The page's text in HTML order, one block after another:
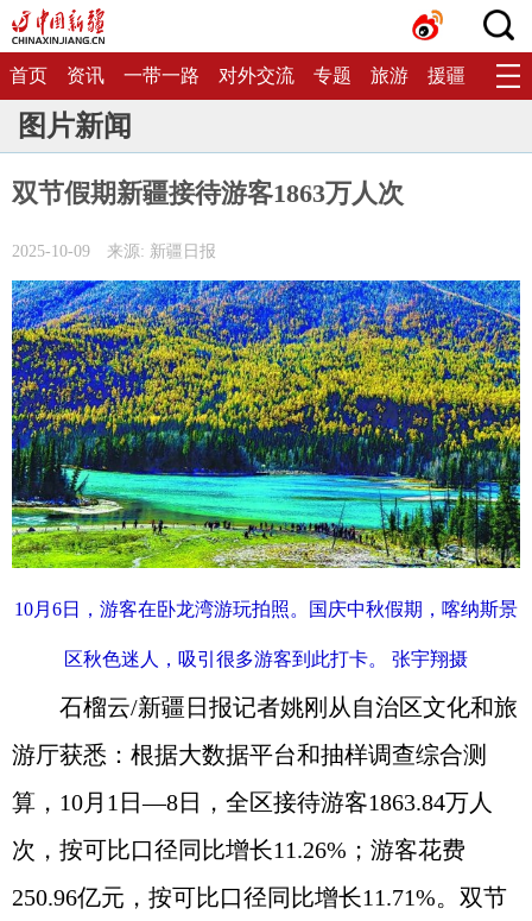
首页 资讯 一带一路 对外交流 专题 旅游 援疆 生态
图片新闻
双节假期新疆接待游客1863万人次
2025-10-09 来源: 新疆日报
10月6日，游客在卧龙湾游玩拍照。国庆中秋假期，喀纳斯景
区秋色迷人，吸引很多游客到此打卡。 张宇翔摄
石榴云/新疆日报记者姚刚从自治区文化和旅
游厅获悉：根据大数据平台和抽样调查综合测
算，10月1日—8日，全区接待游客1863.84万人
次，按可比口径同比增长11.26%；游客花费
250.96亿元，按可比口径同比增长11.71%。双节